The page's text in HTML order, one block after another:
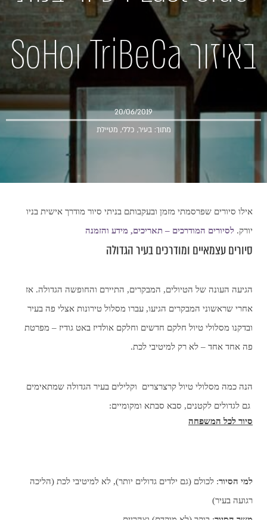
באיזור TriBeCa וSoHo
20/06/2019
מתוך:בעיר,כללי,מטיילת
אילו סיורים שפרסמתי מזמן ובעקבותם בניתי סיור מודרך אישית בניו
יורק.לסיורים המודרכים – תאריכים, מידע והזמנה
סיורים עצמאיים ומודרכים בעיר הגדולה
הגיעה העונה של הטיולים, המבקרים, התיירם והחופשה הגדולה. אז
אחרי שראשוני המבקרים הגיעו, עברו מסלול טירונות אצלי פה בעיר
ובדקנו מסלולי טיול חלקם חדשים וחלקם אולדיז באט גודיז – מפרטת
פה אחד אחד – לא רק למיטיבי לכת.
הנה כמה מסלולי טיול קרצרצרים וקלילים בעיר הגדולה שמתאימים
גם לגדולים לקטנים, סבא סבתא ומקומיים:
סיור לכל המשפחה
למי הסיור: לכולם (גם ילדים גדולים יותר), לא למיטיבי לכת (הליכה
רגועה בעיר)